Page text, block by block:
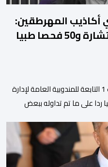
أكاذيب المهرطقين:
اصدرت إدارة السجن المحلي العرجات 1 التابعة للمندوبية العامة لإدارة
ردا على ما تم تداوله ببعض
الرأي العام بالحقائق
السجنية أن المعني
منتظم ومستمر وفقا […]